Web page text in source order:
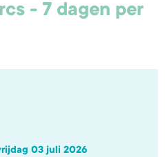
- 7 dagen per
03 juli 2026